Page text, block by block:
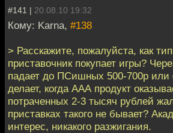
#141 | 20.08.10 19:32
Кому: Karna, #138
> Расскажите, пожалуйста, как
приставочник покупает игры?
падает до ПСишных 500-700р или
делает, когда ААА продукт
потраченных 2-3 тысяч рублей
приставках такого не бывает?
интерес, никакого разжигания.